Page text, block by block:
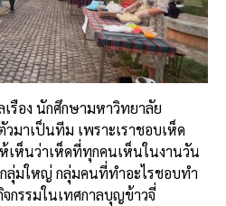
อง นักศึกษามหาวิทยาลัย
มาเป็นทีม เพราะเราชอบเห็ด
เห็นว่าเห็ดที่ทุกคนเห็นในงานวัน
ลุ่มใหญ่ กลุ่มคนที่ทำอะไรชอบทำ
กรรมในเทศกาลบุญข้าวจี่